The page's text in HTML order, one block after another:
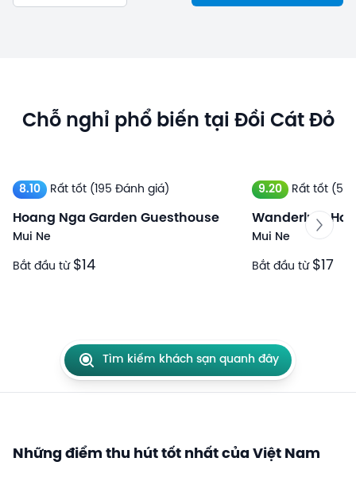
Chỗ nghỉ phổ biến tại Đồi Cát Đỏ
8.10 Rất tốt (195 Đánh giá)
Hoang Nga Garden Guesthouse
Mui Ne
Bắt đầu từ $14
9.20 Rất tốt
Wanderlust
Mui Ne
Bắt đầu từ $17
Tìm kiếm khách sạn quanh đây
Những điểm thu hút tốt nhất của Việt Nam